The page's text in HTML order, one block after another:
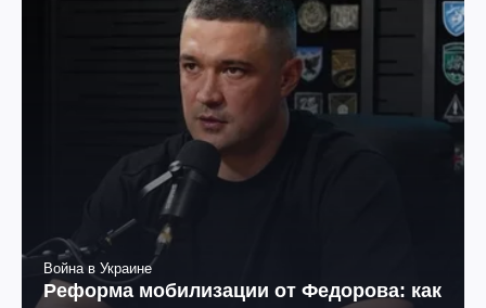
Война в Украине
Реформа мобилизации от Федорова: как